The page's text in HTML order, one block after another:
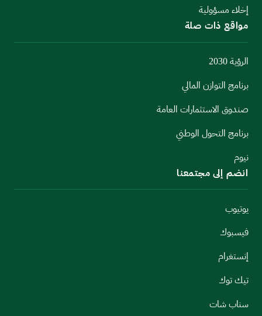
إخلاء مسؤولية
مواقع ذات صلة
الرؤية 2030
برنامج التوازن المالي
صندوق الاستثمارات العامة
برنامج التحول الوطني
نيوم
انضم إلى مجتمعنا
يوتيوب
فيسبوك
إنستغرام
تيك توك
سناب شات